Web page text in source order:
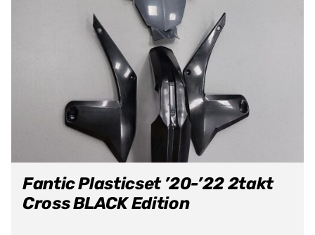
Fantic Plasticset ’20-’22 2takt
Cross BLACK Edition